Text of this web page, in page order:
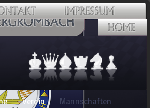
Verein
Mannschaften